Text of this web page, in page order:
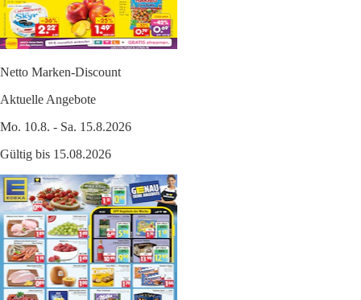
Netto Marken-Discount
Aktuelle Angebote
Mo. 10.8. - Sa. 15.8.2026
Gültig bis 15.08.2026